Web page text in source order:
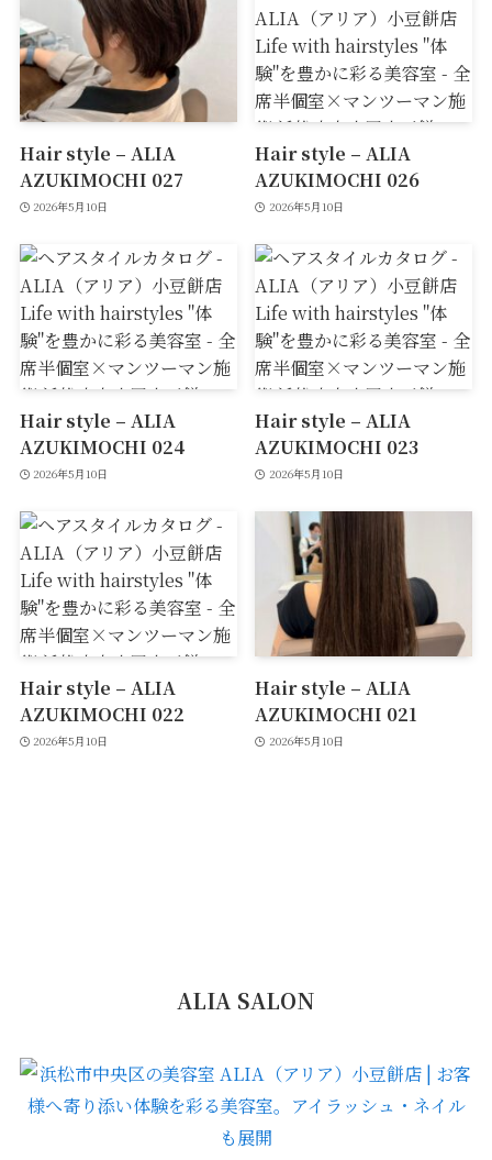
Hair style – ALIA
AZUKIMOCHI 027
2026年5月10日
Hair style – ALIA
AZUKIMOCHI 026
2026年5月10日
Hair style – ALIA
AZUKIMOCHI 024
2026年5月10日
Hair style – ALIA
AZUKIMOCHI 023
2026年5月10日
Hair style – ALIA
AZUKIMOCHI 022
2026年5月10日
Hair style – ALIA
AZUKIMOCHI 021
2026年5月10日
ALIA SALON